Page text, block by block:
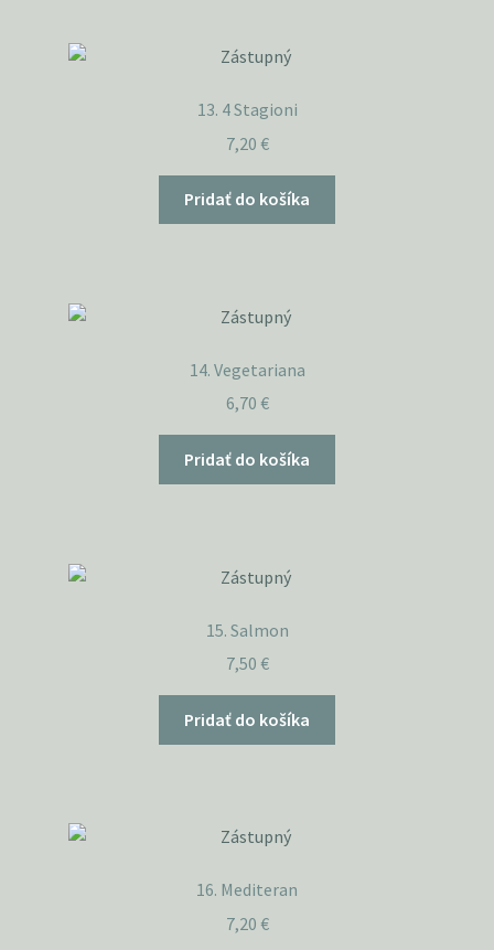
13. 4 Stagioni
7,20 €
Pridať do košíka
14. Vegetariana
6,70 €
Pridať do košíka
15. Salmon
7,50 €
Pridať do košíka
16. Mediteran
7,20 €